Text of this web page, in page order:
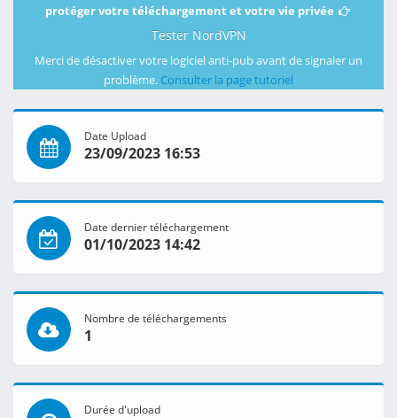
protéger votre téléchargement et votre vie privée
Tester NordVPN
Merci de désactiver votre logiciel anti-pub avant de signaler un
problème. Consulter la page tutoriel
Date Upload
23/09/2023 16:53
Date dernier téléchargement
01/10/2023 14:42
Nombre de téléchargements
1
Durée d'upload